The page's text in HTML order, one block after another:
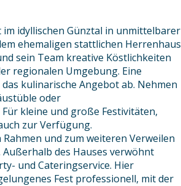
idyllischen Günztal in unmittelbarer
ehemaligen stattlichen Herrenhaus
sein Team kreative Köstlichkeiten
regionalen Umgebung. Eine
kulinarische Angebot ab. Nehmen
oder
kleine und große Festivitäten,
zur Verfügung.
Rahmen und zum weiteren Verweilen
Außerhalb des Hauses verwöhnt
und Cateringservice. Hier
Fest professionell, mit der